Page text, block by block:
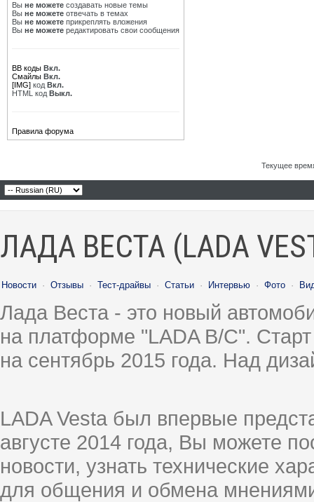
Вы не можете создавать новые темы
Вы не можете отвечать в темах
Вы не можете прикреплять вложения
Вы не можете редактировать свои сообщения
BB коды Вкл.
Смайлы Вкл.
[IMG] код Вкл.
HTML код Выкл.
Правила форума
Текущее
ЛАДА ВЕСТА (LADA
Новости · Отзывы · Тест-драйвы · Статьи · Интервью · Фото ·
Лада Веста - это новый
на платформе "LADA B/C".
на сентябрь 2015 года. Над
LADA Vesta был впервые
августе 2014 года, Вы можете
новости, узнать технические
для общения и обмена